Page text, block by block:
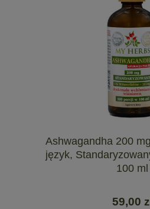
Ashwagandha 200
język,
100 ml
59,00